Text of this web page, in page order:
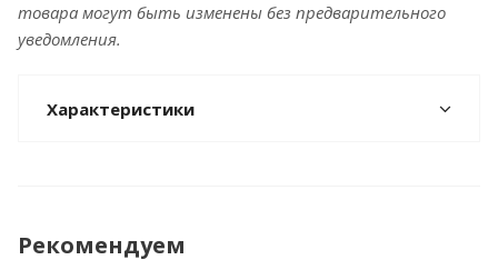
товара могут быть изменены без предварительного
уведомления.
Характеристики
Рекомендуем